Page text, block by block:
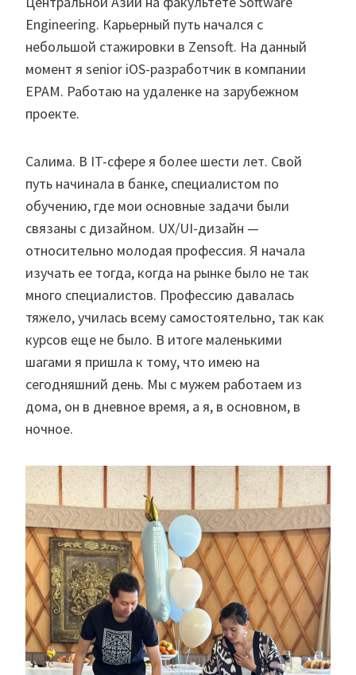
Engineering. Карьерный путь начался с
небольшой стажировки в Zensoft. На данный
момент я senior iOS-разработчик в компании
EPAM. Работаю на удаленке на зарубежном
проекте.
Салима. В IT-сфере я более шести лет. Свой
путь начинала в банке, специалистом по
обучению, где мои основные задачи были
связаны с дизайном. UX/UI-дизайн —
относительно молодая профессия. Я начала
изучать ее тогда, когда на рынке было не так
много специалистов. Профессию давалась
тяжело, училась всему самостоятельно, так как
курсов еще не было. В итоге маленькими
шагами я пришла к тому, что имею на
сегодняшний день. Мы с мужем работаем из
дома, он в дневное время, а я, в основном, в
ночное.